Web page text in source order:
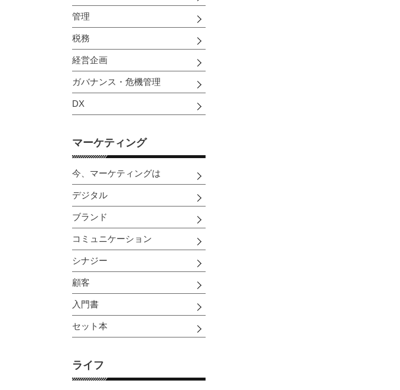
管理
税務
経営企画
ガバナンス・危機管理
DX
マーケティング
今、マーケティングは
デジタル
ブランド
コミュニケーション
シナジー
顧客
入門書
セット本
ライフ